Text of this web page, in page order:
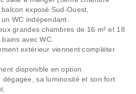
exposé Sud-Ouest,
WC indépendant.
grandes chambres de 16 m² et 18
avec WC.
extérieur viennent compléter
disponible en option.
dégagée, sa luminosité et son fort